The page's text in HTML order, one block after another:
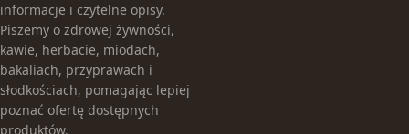
informacje i czytelne opisy.
Piszemy o zdrowej żywności,
kawie, herbacie, miodach,
bakaliach, przyprawach i
słodkościach, pomagając lepiej
poznać ofertę dostępnych
produktów.